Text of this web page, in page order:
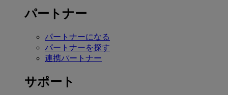
パートナー
パートナーになる
パートナーを探す
連携パートナー
サポート